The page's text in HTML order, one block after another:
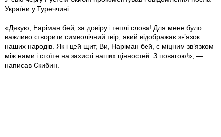
України у Туреччині.
«Дякую, Наріман бей, за довіру і теплі слова! Для мене було
важливо створити символічний твір, який відображає зв’язок
наших народів. Як і цей щит, Ви, Наріман бей, є міцним зв’язком
між нами і стоїте на захисті наших цінностей. З повагою!», —
написав Скибин.